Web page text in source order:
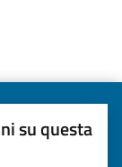
su questa